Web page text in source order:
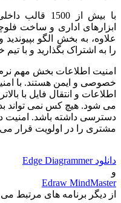
ابزارهای اداری و ساخت
علاوه، به بخش الگو بپیوندید
را به اشتراک بگذارید و با
امنیت اطلاعات بخش مهم
خصوصی و ایمن هستند. با
می شود. هیچ کس نمی تواند
دسترسی داشته باشد.
مشتری را در اولویت قرار
دانلود Edge Diagrammer
و
Edraw MindMaster
از دیگر برنامه های مرتبط می